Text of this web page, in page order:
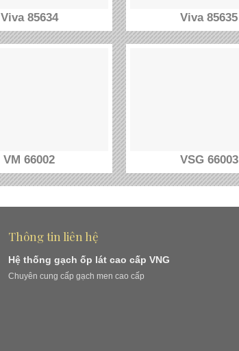
Viva 85634 Viva 85635
VM 66002 VSG 66003
Thông tin liên hệ
Hệ thống gạch ốp lát cao cấp VNG
Chuyên cung cấp gạch men cao cấp